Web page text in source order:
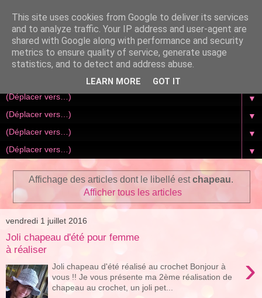
▼
▼
▼
▼
Affichage des articles dont le libellé estchapeau.
Afficher tous les articles
vendredi 1 juillet 2016
Joli chapeau d'été pour femme
à réaliser
›
Joli chapeau d'été réalisé au crochet Bonjour à
vous !! Je vous présente ma 2ème réalisation de
chapeau au crochet, un joli pet...
This site uses cookies from Google to deliver its services
and to analyze traffic. Your IP address and user-agent are
shared with Google along with performance and security
metrics to ensure quality of service, generate usage
statistics, and to detect and address abuse.
LEARN MORE GOT IT